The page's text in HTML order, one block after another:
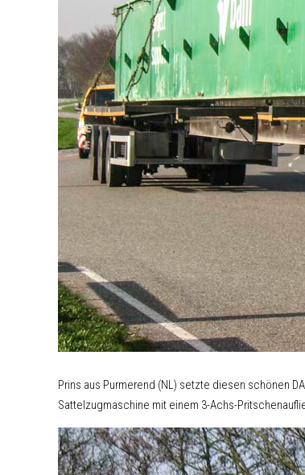
Prins aus Purmerend (NL) setzte diesen schönen
Sattelzugmaschine mit einem 3-Achs-